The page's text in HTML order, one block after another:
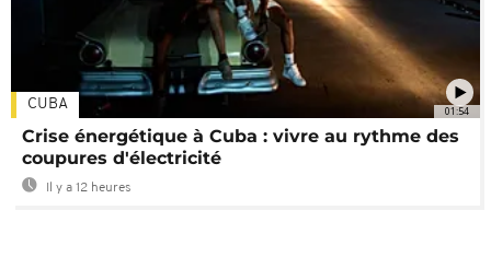
01:54
CUBA
Crise énergétique à Cuba : vivre au rythme des
coupures d'électricité
Il y a 12 heures